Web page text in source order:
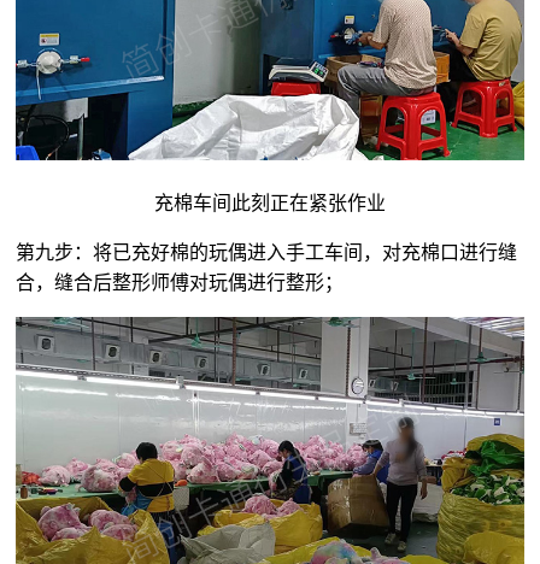
充棉车间此刻正在紧张作业
第九步：将已充好棉的玩偶进入手工车间，对充棉口进行缝
合，缝合后整形师傅对玩偶进行整形；